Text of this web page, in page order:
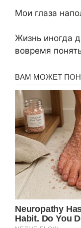
Мои глаза
Жизнь иногда
вовремя